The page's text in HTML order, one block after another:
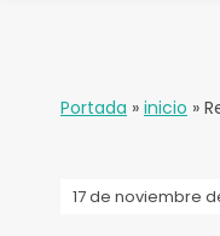
Portada » inicio »
17 de noviembre